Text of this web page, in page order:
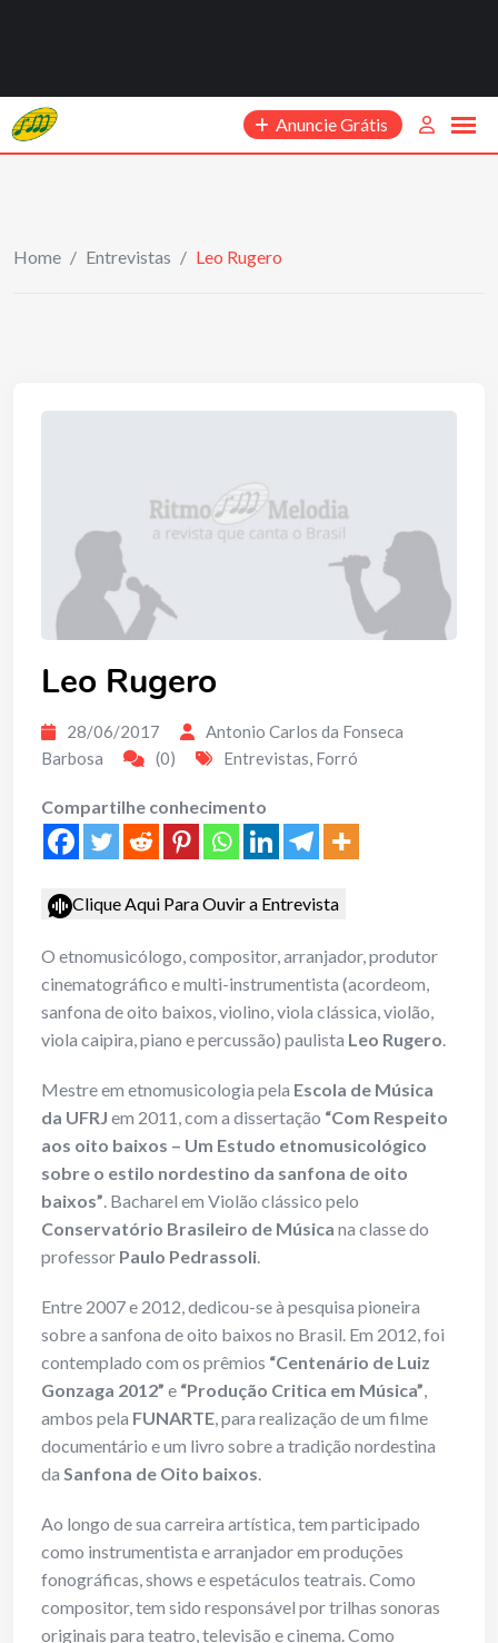
Anuncie Grátis
Home / Entrevistas / Leo Rugero
Leo Rugero
28/06/2017
Antonio Carlos da Fonseca
Barbosa
(0) Entrevistas, Forró
Compartilhe conhecimento
Clique Aqui Para Ouvir a Entrevista
O etnomusicólogo, compositor, arranjador, produtor
cinematográfico e multi-instrumentista (acordeom,
sanfona de oito baixos, violino, viola clássica, violão,
viola caipira, piano e percussão) paulista Leo Rugero.
Mestre em etnomusicologia pela Escola de Música
da UFRJ em 2011, com a dissertação “Com Respeito
aos oito baixos – Um Estudo etnomusicológico
sobre o estilo nordestino da sanfona de oito
baixos”. Bacharel em Violão clássico pelo
Conservatório Brasileiro de Música na classe do
professor Paulo Pedrassoli.
Entre 2007 e 2012, dedicou-se à pesquisa pioneira
sobre a sanfona de oito baixos no Brasil. Em 2012, foi
contemplado com os prêmios “Centenário de Luiz
Gonzaga 2012” e “Produção Critica em Música”,
ambos pela FUNARTE, para realização de um filme
documentário e um livro sobre a tradição nordestina
da Sanfona de Oito baixos.
Ao longo de sua carreira artística, tem participado
como instrumentista e arranjador em produções
fonográficas, shows e espetáculos teatrais. Como
compositor, tem sido responsável por trilhas sonoras
originais para teatro, televisão e cinema. Como